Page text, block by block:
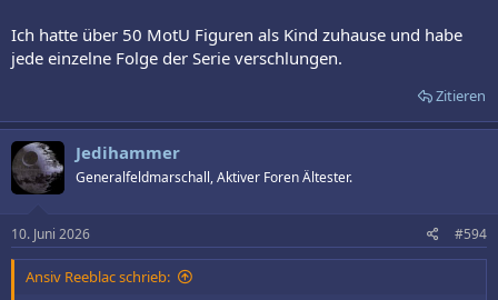
Ich hatte über 50 MotU Figuren als Kind zuhause und habe
jede einzelne Folge der Serie verschlungen.
Zitieren
Jedihammer
Generalfeldmarschall, Aktiver Foren Ältester.
10. Juni 2026 #594
Ansiv Reeblac schrieb: